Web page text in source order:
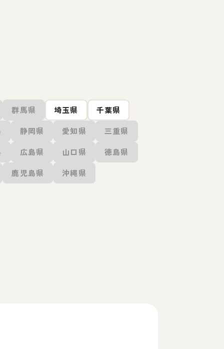
群馬県 埼玉県
千葉県
静岡県 愛知県
三重県
広島県 山口県
徳島県
鹿児島県
沖縄県